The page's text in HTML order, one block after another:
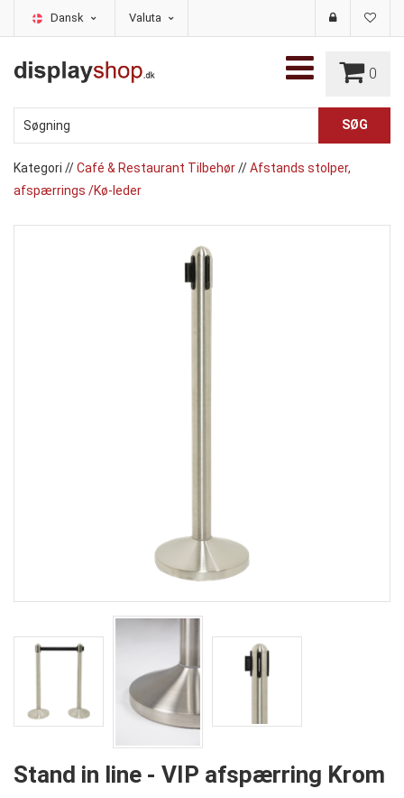
Dansk Valuta
0
Kategori //Café & Restaurant Tilbehør//Afstands stolper,
afspærrings /Kø-leder
Stand in line - VIP afspærring Krom